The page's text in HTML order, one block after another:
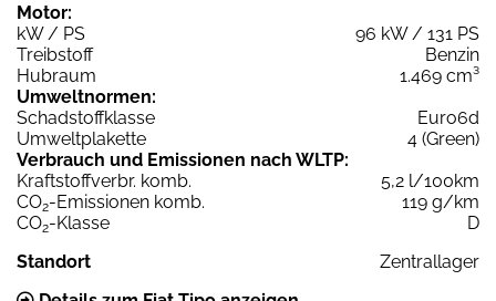
Motor:
kW / PS
96 kW / 131 PS
Treibstoff
Benzin
Hubraum
1.469 cm³
Umweltnormen:
Schadstoffklasse
Euro6d
Umweltplakette
4 (Green)
Verbrauch und Emissionen nach WLTP:
Kraftstoffverbr. komb.
5,2 l/100km
CO2-Emissionen komb.
119 g/km
CO2-Klasse
D
Standort
Zentrallager